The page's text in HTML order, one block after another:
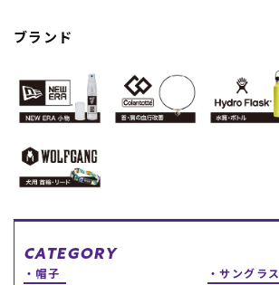
CATEGORY
ファッションTOP
スノーTOP
ブランド
CATEGORY
帽子
サングラス